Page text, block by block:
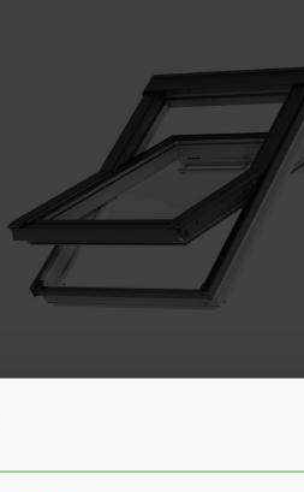
Nu748,35per stuk